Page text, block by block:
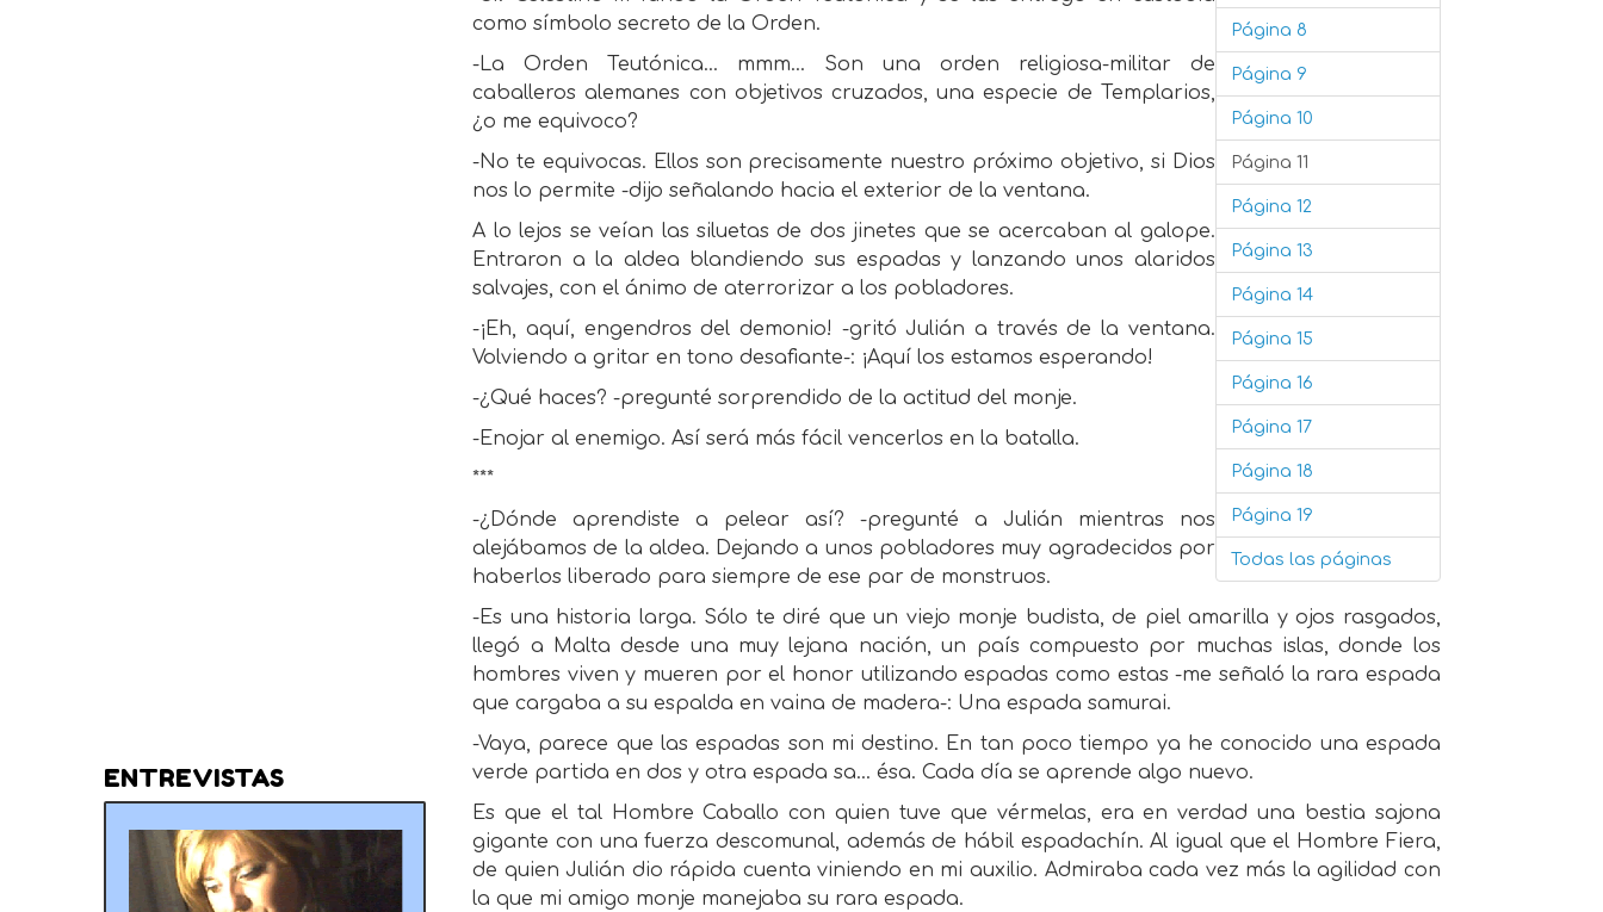
Página 8
Página 9
Página 10
Página 11
Página 12
Página 13
Página 14
Página 15
Página 16
Página 17
Página 18
Página 19
Todas las páginas
como símbolo secreto de la Orden.
-La Orden Teutónica... mmm... Son una orden religiosa-militar de
caballeros alemanes con objetivos cruzados, una especie de Templarios,
¿o me equivoco?
-No te equivocas. Ellos son precisamente nuestro próximo objetivo, si Dios
nos lo permite -dijo señalando hacia el exterior de la ventana.
A lo lejos se veían las siluetas de dos jinetes que se acercaban al galope.
Entraron a la aldea blandiendo sus espadas y lanzando unos alaridos
salvajes, con el ánimo de aterrorizar a los pobladores.
-¡Eh, aquí, engendros del demonio! -gritó Julián a través de la ventana.
Volviendo a gritar en tono desafiante-: ¡Aquí los estamos esperando!
-¿Qué haces? -pregunté sorprendido de la actitud del monje.
-Enojar al enemigo. Así será más fácil vencerlos en la batalla.
***
-¿Dónde aprendiste a pelear así? -pregunté a Julián mientras nos
alejábamos de la aldea. Dejando a unos pobladores muy agradecidos por
haberlos liberado para siempre de ese par de monstruos.
-Es una historia larga. Sólo te diré que un viejo monje budista, de piel amarilla y ojos rasgados,
llegó a Malta desde una muy lejana nación, un país compuesto por muchas islas, donde los
hombres viven y mueren por el honor utilizando espadas como estas -me señaló la rara espada
que cargaba a su espalda en vaina de madera-: Una espada samurai.
-Vaya, parece que las espadas son mi destino. En tan poco tiempo ya he conocido una espada
verde partida en dos y otra espada sa... ésa. Cada día se aprende algo nuevo.
Es que el tal Hombre Caballo con quien tuve que vérmelas, era en verdad una bestia sajona
gigante con una fuerza descomunal, además de hábil espadachín. Al igual que el Hombre Fiera,
de quien Julián dio rápida cuenta viniendo en mi auxilio. Admiraba cada vez más la agilidad con
la que mi amigo monje manejaba su rara espada.
ENTREVISTAS